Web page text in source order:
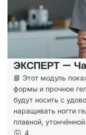
ЭКСПЕРТ —
📘 Этот модуль
формы и прочное
будут носить с
наращивать ногти
плавной,
4